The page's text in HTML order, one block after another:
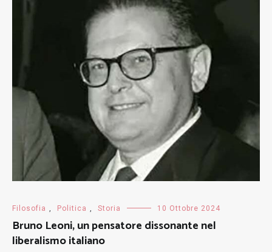
Filosofia , Politica , Storia 10 Ottobre 2024
Bruno Leoni, un pensatore dissonante nel
liberalismo italiano